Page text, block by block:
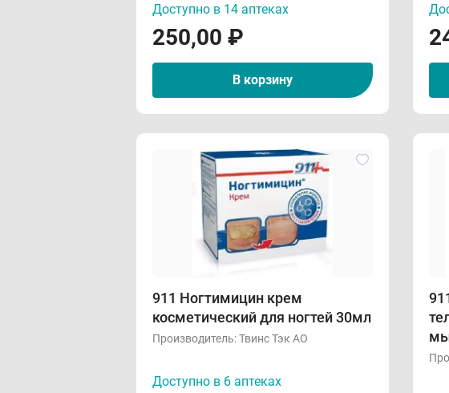
Доступно в 14 аптеках
250,00 ₽
В корзину
911 Ногтимицин крем
косметический для ногтей 30мл
Производитель:Твинс Тэк АО
Доступно в 6 аптеках